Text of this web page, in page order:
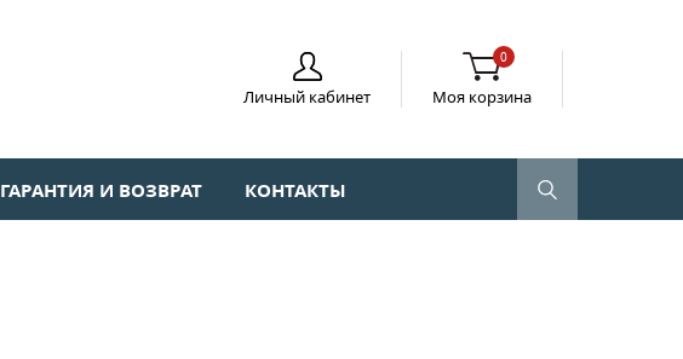
Личный кабинет
0
Моя корзина
ГАРАНТИЯ И ВОЗВРАТ КОНТАКТЫ